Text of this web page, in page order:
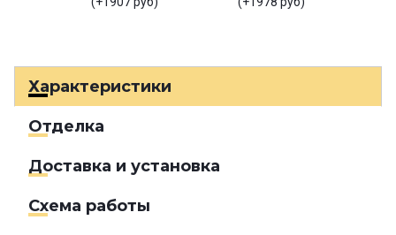
Характеристики
Отделка
Доставка и установка
Схема работы